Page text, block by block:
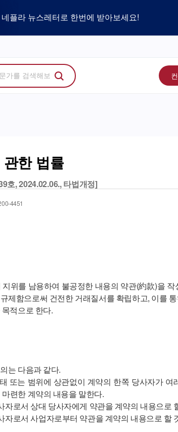
홈페이지,
문 1개로 매일 연성하세요.
플라 뉴스레터로 한번에 받아보세요!
즈프로 사전등록 신청하기
지금 당신의 브랜드를 보여주세요!
한 법률
호, 2024.02.06., 타법개정]
4451
위를 남용하여 불공정한 내용의 약관(約款)을
제함으로써 건전한 거래질서를 확립하고, 이를
적으로 한다.
는 다음과 같다.
또는 범위에 상관없이 계약의 한쪽 당사자가
련한 계약의 내용을 말한다.
자로서 상대 당사자에게 약관을 계약의 내용으로
자로서 사업자로부터 약관을 계약의 내용으로 할